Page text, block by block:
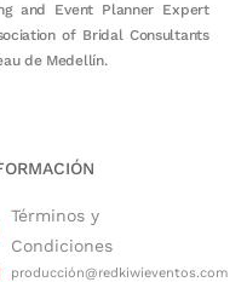
and Event Planner Expert
of Bridal Consultants
de Medellín.
Términos y
Condiciones
producción@redkiwieventos.com